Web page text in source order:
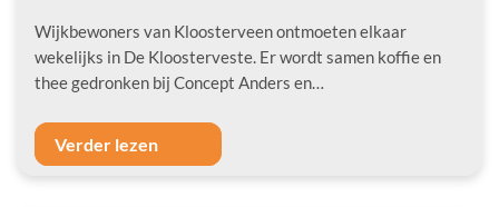
Wijkbewoners van Kloosterveen ontmoeten elkaar
wekelijks in De Kloosterveste. Er wordt samen koffie en
thee gedronken bij Concept Anders en…
Verder lezen